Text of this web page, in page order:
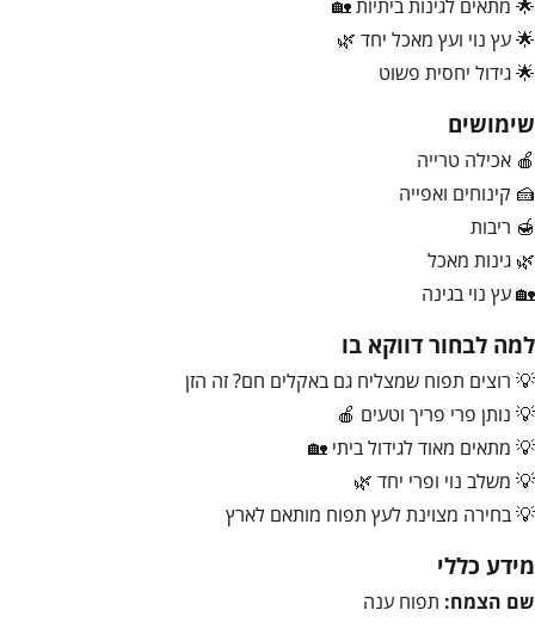
🌟 מתאים לגינות ביתיות 🏡
🌟 עץ נוי ועץ מאכל יחד 🌿
🌟 גידול יחסית פשוט
שימושים
🍎 אכילה טרייה
🍰 קינוחים ואפייה
🍯 ריבות
🌿 גינות מאכל
🏡 עץ נוי בגינה
למה לבחור דווקא בו
💡 רוצים תפוח שמצליח גם באקלים חם? זה הזן
💡 נותן פרי פריך וטעים 🍎
💡 מתאים מאוד לגידול ביתי 🏡
💡 משלב נוי ופרי יחד 🌿
💡 בחירה מצוינת לעץ תפוח מותאם לארץ
מידע כללי
שם הצמח: תפוח ענה